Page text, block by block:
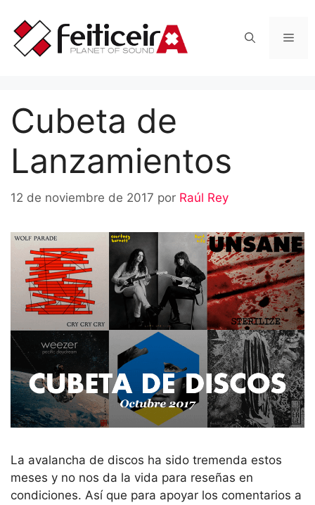
contenido
Cubeta de
Lanzamientos
12 de noviembre de 2017 por Raúl Rey
La avalancha de discos ha sido tremenda estos
meses y no nos da la vida para reseñas en
condiciones. Así que para apoyar los comentarios a